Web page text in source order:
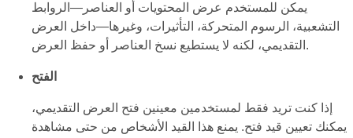
يمكن للمستخدم عرض المحتويات أو العناصر—الروابط
التشعبية، الرسوم المتحركة، التأثيرات، وغيرها—داخل العرض
التقديمي، لكنه لا يستطيع نسخ العناصر أو حفظ العرض.
الفتح
إذا كنت تريد فقط لمستخدمين معينين فتح العرض التقديمي،
يمكنك تعيين قيد فتح. يمنع هذا القيد الأشخاص من حتى مشاهدة